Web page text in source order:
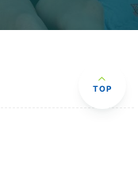
TOP